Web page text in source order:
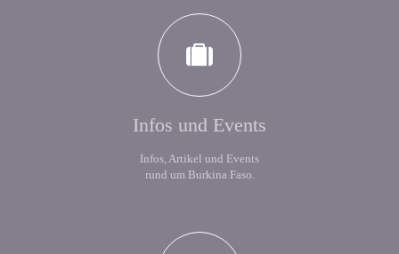
Infos und Events
Infos, Artikel und Events
rund um Burkina Faso.